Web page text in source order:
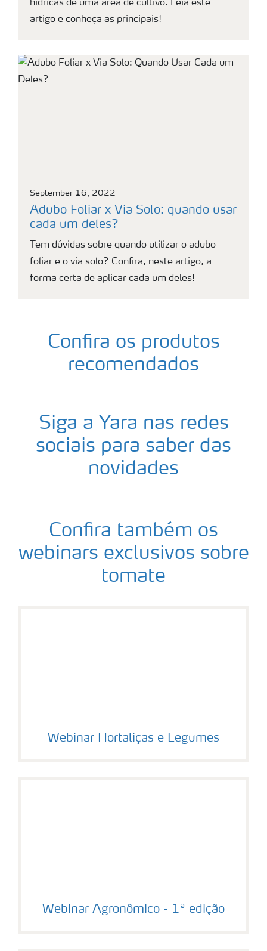
hídricas de uma área de cultivo. Leia este
artigo e conheça as principais!
September 16, 2022
Adubo Foliar x Via Solo: quando usar
cada um deles?
Tem dúvidas sobre quando utilizar o adubo
foliar e o via solo? Confira, neste artigo, a
forma certa de aplicar cada um deles!
Confira os produtos
recomendados
Siga a Yara nas redes
sociais para saber das
novidades
Confira também os
webinars exclusivos sobre
tomate
Webinar Hortaliças e Legumes
Webinar Agronômico - 1ª edição